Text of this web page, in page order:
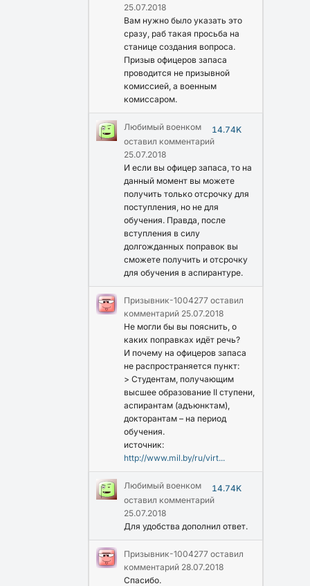
25.07.2018
Вам нужно было указать это
сразу, раб такая просьба на
станице создания вопроса.
Призыв офицеров запаса
проводится не призывной
комиссией, а военным
комиссаром.
Любимый военком
14.74K
оставил комментарий
25.07.2018
И если вы офицер запаса, то на
данный момент вы можете
получить только отсрочку для
поступления, но не для
обучения. Правда, после
вступления в силу
долгожданных поправок вы
сможете получить и отсрочку
для обучения в аспирантуре.
Призывник-1004277 оставил
комментарий 25.07.2018
Не могли бы вы пояснить, о
каких поправках идёт речь?
И почему на офицеров запаса
не распространяется пункт:
> Студентам, получающим
высшее образование II ступени,
аспирантам (адъюнктам),
докторантам – на период
обучения.
источник:
http://www.mil.by/ru/virt...
Любимый военком
14.74K
оставил комментарий
25.07.2018
Для удобства дополнил ответ.
Призывник-1004277 оставил
комментарий 28.07.2018
Спасибо.